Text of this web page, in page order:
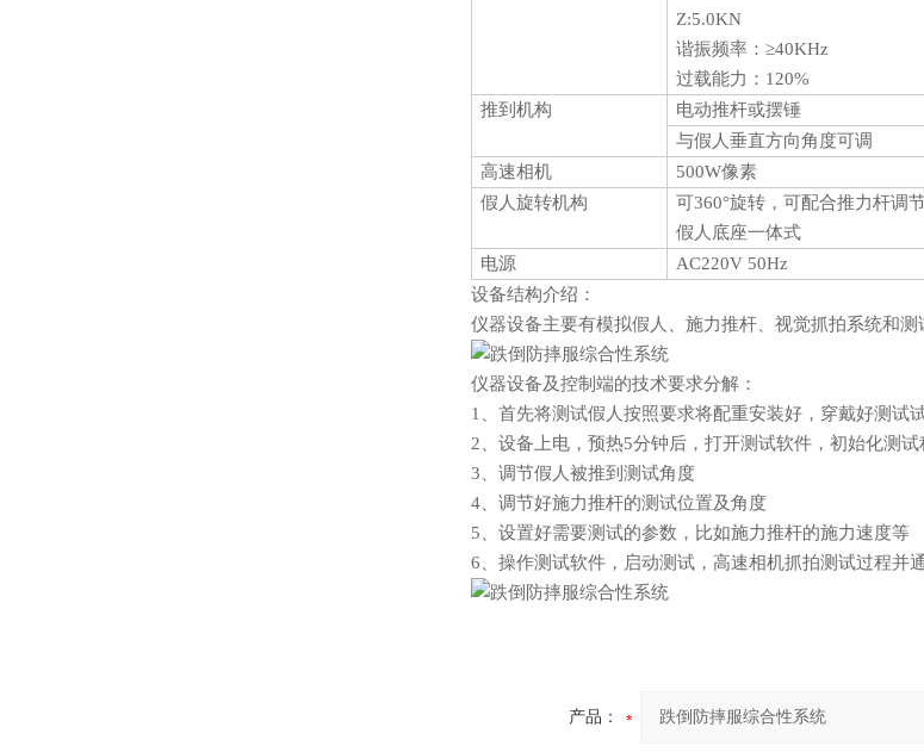
Z:5.0KN
谐振频率：≥40KHz
过载能力：120%
推到机构
电动推杆或摆锤
与假人垂直方向角度可调
高速相机
500W像素
假人旋转机构
可360°旋转，可配合推力杆调
假人底座一体式
电源
AC220V 50Hz
设备结构介绍：
仪器设备主要有模拟假人、施力推杆、视觉抓拍系统和测
仪器设备及控制端的技术要求分解：
1、 首先将测试假人按照要求将配重安装好，穿戴好测试试
2、 设备上电，预热5分钟后，打开测试软件，初始化测试
3、 调节假人被推到测试角度
4、 调节好施力推杆的测试位置及角度
5、 设置好需要测试的参数，比如施力推杆的施力速度等
6、 操作测试软件，启动测试，高速相机抓拍测试过程并
产品：